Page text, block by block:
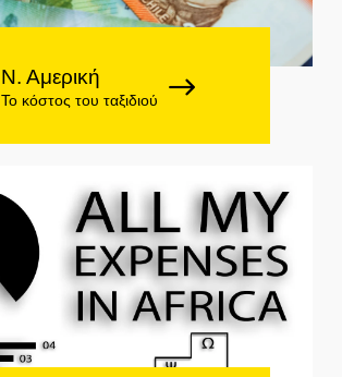
Ν. Αμερική
Το κόστος του ταξιδιού